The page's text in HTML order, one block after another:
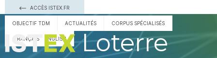
ACCÈS ISTEX.FR
OBJECTIF TDM ACTUALITÉS CORPUS SPÉCIALISÉS
FRANÇAIS ENGLISH Loterre